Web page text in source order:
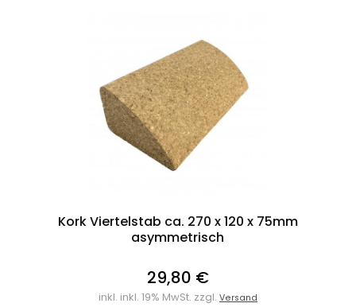
Kork Viertelstab ca. 270 x 120 x 75mm
asymmetrisch
29,80 €
inkl. inkl. 19% MwSt. zzgl. Versand